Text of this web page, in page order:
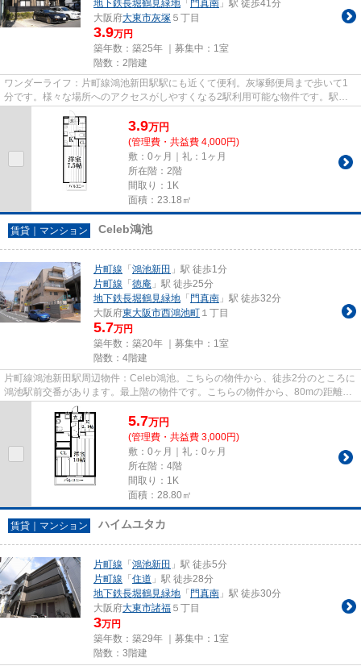
地下鉄長堀鶴見緑地 「 門真南 」駅 徒歩41分
大阪府大東市灰塚 ５丁目
3.9万円
築年数：築25年 ｜募集中： 1室
階数：2階建
ワンダーライフ：片町線鴻池新田駅駅にも近くて便利。灰塚郵便局まで歩いて1
分です。様々な場所へのアクセスがしやすくなる2駅利用可能な物件です。駅ま
で徒歩15分の物件です。住都エ...
3.9万円
(管理費・共益費 4,000円)
敷：0ヶ月｜礼：1ヶ月
所在階：2階
間取り：1K
面積：23.18㎡
賃貸｜マンション Celeb鴻池
片町線 「 鴻池新田 」駅 徒歩1分
片町線 「 徳庵 」駅 徒歩25分
地下鉄長堀鶴見緑地 「 門真南 」駅 徒歩32分
大阪府東大阪市西鴻池町 １丁目
5.7万円
築年数：築20年 ｜募集中： 1室
階数：4階建
片町線鴻池新田駅周辺物件：Celeb鴻池。こちらの物件から、徒歩2分のところに
鴻池駅前交番があります。最上階の物件です。こちらの物件から、80mの距離に
駐車場があります。当物件以外...
5.7万円
(管理費・共益費 3,000円)
敷：0ヶ月｜礼：0ヶ月
所在階：4階
間取り：1K
面積：28.80㎡
賃貸｜マンション ハイムユタカ
片町線 「 鴻池新田 」駅 徒歩5分
片町線 「 住道 」駅 徒歩28分
地下鉄長堀鶴見緑地 「 門真南 」駅 徒歩30分
大阪府大東市諸福 ５丁目
3万円
築年数：築29年 ｜募集中： 1室
階数：3階建